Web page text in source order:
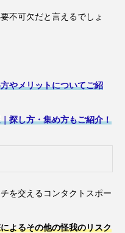
不可欠だと言えるでしょ
やメリットについてご紹
探し方・集め方もご紹介！
を交えるコンタクトスポー
よるその他の怪我のリスク